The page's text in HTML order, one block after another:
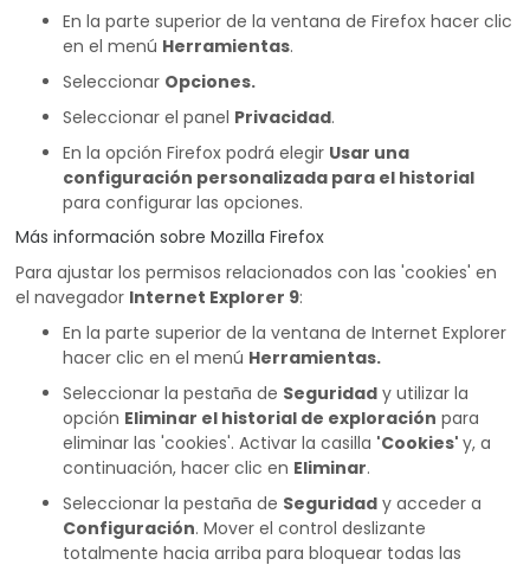
En la parte superior de la ventana de Firefox hacer clic
en el menú Herramientas.
Seleccionar Opciones.
Seleccionar el panel Privacidad.
En la opción Firefox podrá elegir Usar una
configuración personalizada para el historial
para configurar las opciones.
Más información sobre Mozilla Firefox
Para ajustar los permisos relacionados con las 'cookies' en
el navegador Internet Explorer 9:
En la parte superior de la ventana de Internet Explorer
hacer clic en el menú Herramientas.
Seleccionar la pestaña de Seguridad y utilizar la
opción Eliminar el historial de exploración para
eliminar las 'cookies'. Activar la casilla 'Cookies'y, a
continuación, hacer clic en Eliminar.
Seleccionar la pestaña de Seguridad y acceder a
Configuración. Mover el control deslizante
totalmente hacia arriba para bloquear todas las